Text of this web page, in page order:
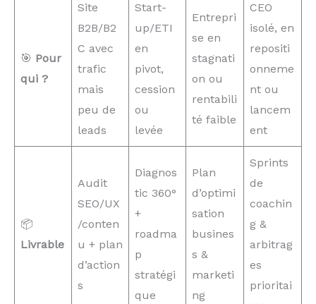
🎯 Pour
qui ?
Site
B2B/B2
C avec
trafic
mais
peu de
leads
Start-
up/ETI
en
pivot,
cession
ou
levée
Entrepri
se en
stagnati
on ou
rentabili
té faible
CEO
isolé, en
repositi
onneme
nt ou
lancem
ent
📦
Livrable
Audit
SEO/UX
/conten
u + plan
d’action
s
Diagnos
tic 360°
+
roadma
p
stratégi
que
Plan
d’optimi
sation
busines
s &
marketi
ng
Sprints
de
coachin
g &
arbitrag
es
prioritai